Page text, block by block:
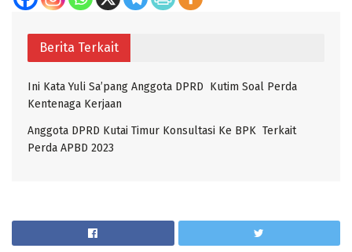
Berita Terkait
Ini Kata Yuli Sa’pang Anggota DPRD Kutim Soal Perda
Kentenaga Kerjaan
Anggota DPRD Kutai Timur Konsultasi Ke BPK Terkait
Perda APBD 2023